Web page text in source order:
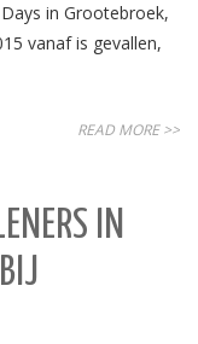
in Grootebroek,
vanaf is gevallen,
READ MORE >>
IN